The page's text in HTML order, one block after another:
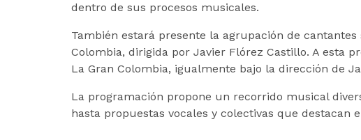
dentro de sus procesos musicales.
También estará presente la agrupación de cantantes
Colombia, dirigida por Javier Flórez Castillo. A esta
La Gran Colombia, igualmente bajo la dirección de
La programación propone un recorrido musical
hasta propuestas vocales y colectivas que